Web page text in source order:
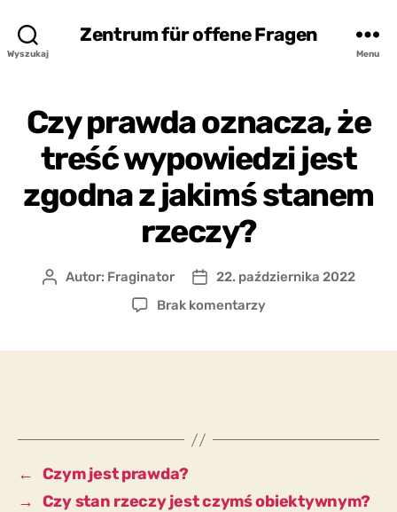
Wyszukaj
Zentrum für offene Fragen
Menu
Czy prawda oznacza, że
treść wypowiedzi jest
zgodna z jakimś stanem
rzeczy?
AutorAutor: Fraginator
Data
wpisu
22. października 2022
Brak komentarzydo
jest
jakimś
← Czym jest prawda?
→ Czy stan rzeczy jest czymś obiektywnym?